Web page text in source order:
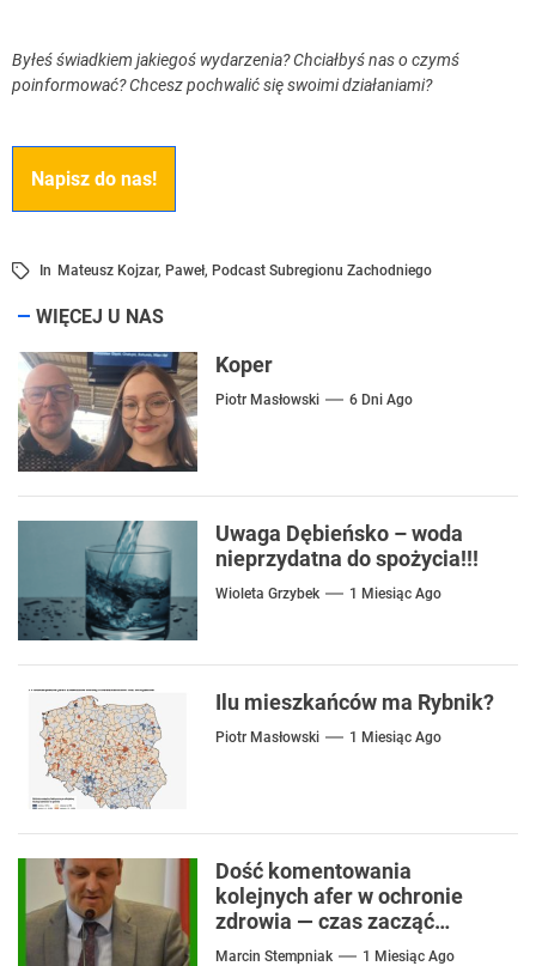
Byłeś świadkiem jakiegoś wydarzenia? Chciałbyś nas o czymś
poinformować? Chcesz pochwalić się swoimi działaniami?
Napisz do nas!
In Mateusz Kojzar, Paweł, Podcast Subregionu Zachodniego
WIĘCEJ U NAS
Koper
Piotr Masłowski 6 Dni Ago
Uwaga Dębieńsko – woda
nieprzydatna do spożycia!!!
Wioleta Grzybek 1 Miesiąc Ago
Ilu mieszkańców ma Rybnik?
Piotr Masłowski 1 Miesiąc Ago
Dość komentowania
kolejnych afer w ochronie
zdrowia — czas zacząć
mówić o rozwiązaniach
Marcin Stempniak 1 Miesiąc Ago